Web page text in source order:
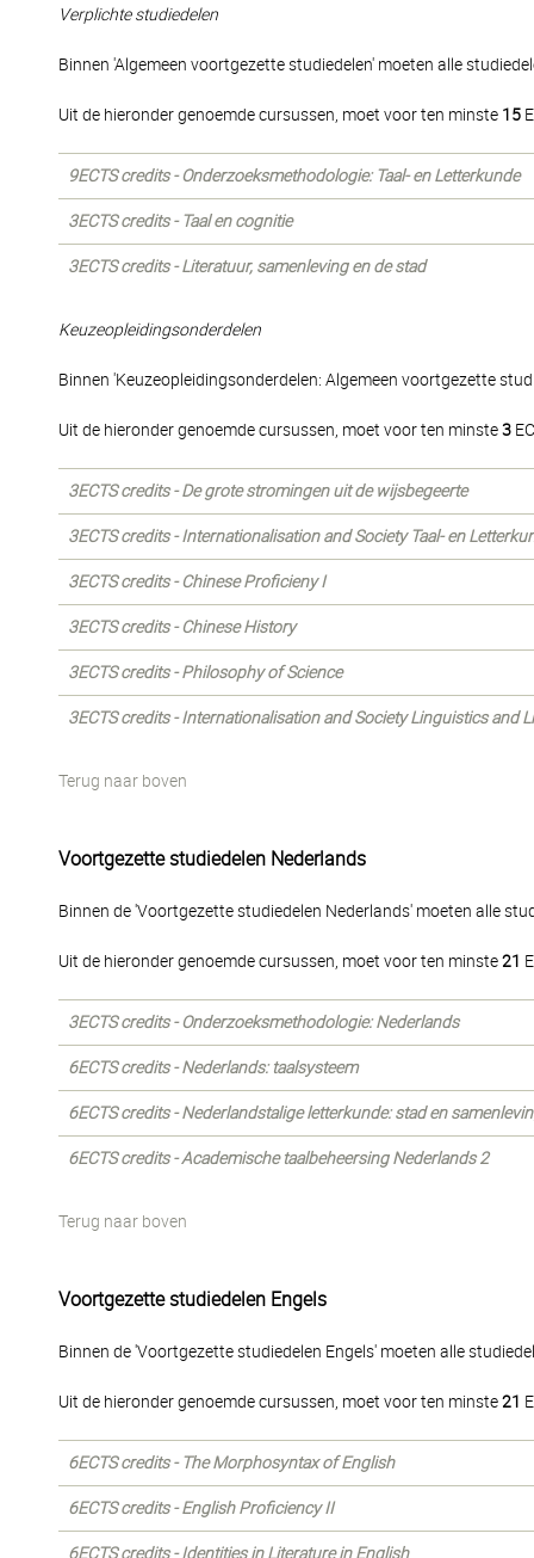
Verplichte studiedelen
Binnen 'Algemeen voortgezette studiedelen' moeten alle
Uit de hieronder genoemde cursussen, moet voor ten minste 15
9ECTS credits - Onderzoeksmethodologie: Taal- en Letterkunde
3ECTS credits - Taal en cognitie
3ECTS credits - Literatuur, samenleving en de stad
Keuzeopleidingsonderdelen
Binnen 'Keuzeopleidingsonderdelen: Algemeen voortgezette
Uit de hieronder genoemde cursussen, moet voor ten minste3
3ECTS credits - De grote stromingen uit de wijsbegeerte
3ECTS credits - Internationalisation and Society Taal- en
3ECTS credits - Chinese Proficieny I
3ECTS credits - Chinese History
3ECTS credits - Philosophy of Science
3ECTS credits - Internationalisation and Society Linguistics and
Terug naar boven
Voortgezette studiedelen Nederlands
Binnen de 'Voortgezette studiedelen Nederlands' moeten alle
Uit de hieronder genoemde cursussen, moet voor ten minste21
3ECTS credits - Onderzoeksmethodologie: Nederlands
6ECTS credits - Nederlands: taalsysteem
6ECTS credits - Nederlandstalige letterkunde: stad en
6ECTS credits - Academische taalbeheersing Nederlands 2
Terug naar boven
Voortgezette studiedelen Engels
Binnen de 'Voortgezette studiedelen Engels' moeten alle
Uit de hieronder genoemde cursussen, moet voor ten minste21
6ECTS credits - The Morphosyntax of English
6ECTS credits - English Proficiency II
6ECTS credits - Identities in Literature in English